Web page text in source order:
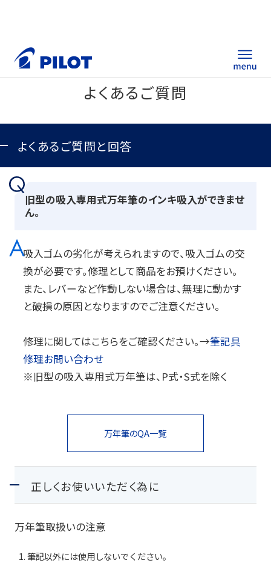
製品情報
替え芯サイト
ノベルティ商品
玩具
産業資材
その他新規商材
企業情報
企業情報
会社情報
よくあるご質問
よくあるご質問と回答
旧型の吸入専用式万年筆のインキ吸入ができませ
ん。
吸入ゴムの劣化が考えられますので、吸入ゴムの交
換が必要です。修理として商品をお預けください。
また、レバーなど作動しない場合は、無理に動かす
と破損の原因となりますのでご注意ください。
修理に関してはこちらをご確認ください。→筆記具
修理お問い合わせ
※旧型の吸入専用式万年筆は、P式・S式を除く
万年筆のQA一覧
正しくお使いいただく為に
万年筆取扱いの注意
筆記以外には使用しないでください。